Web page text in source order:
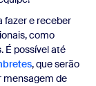
fazer e receber
como
É possível até
, que serão
mensagem de